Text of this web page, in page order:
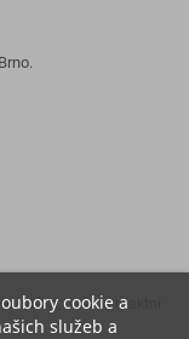
udělat, naše kontaktní
cookie a
služeb a